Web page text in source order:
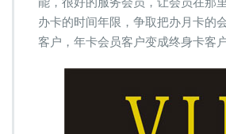
办卡的时间年限，争取把办月卡的
客户，年卡会员客户变成终身卡客户